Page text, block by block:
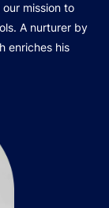
mission to
A nurturer by
enriches his